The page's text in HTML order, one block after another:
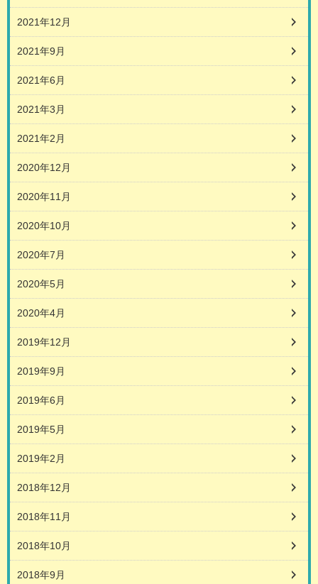
2021年12月
2021年9月
2021年6月
2021年3月
2021年2月
2020年12月
2020年11月
2020年10月
2020年7月
2020年5月
2020年4月
2019年12月
2019年9月
2019年6月
2019年5月
2019年2月
2018年12月
2018年11月
2018年10月
2018年9月